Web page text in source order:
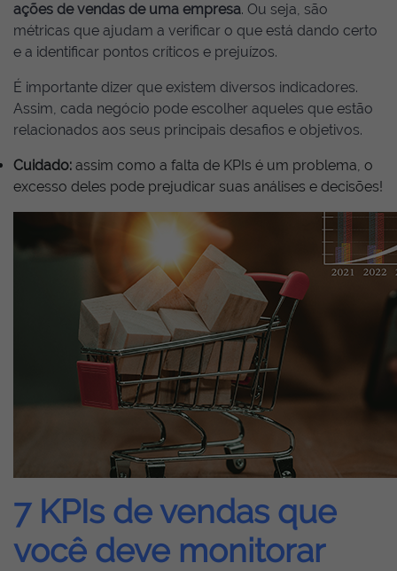
ações de vendas de uma empresa. Ou seja, são
métricas que ajudam a verificar o que está dando certo
e a identificar pontos críticos e prejuízos.
É importante dizer que existem diversos indicadores.
Assim, cada negócio pode escolher aqueles que estão
relacionados aos seus principais desafios e objetivos.
Cuidado: assim como a falta de KPIs é um problema, o
excesso deles pode prejudicar suas análises e decisões!
7 KPIs de vendas que
você deve monitorar